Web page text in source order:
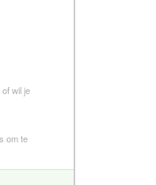
wil je
om te